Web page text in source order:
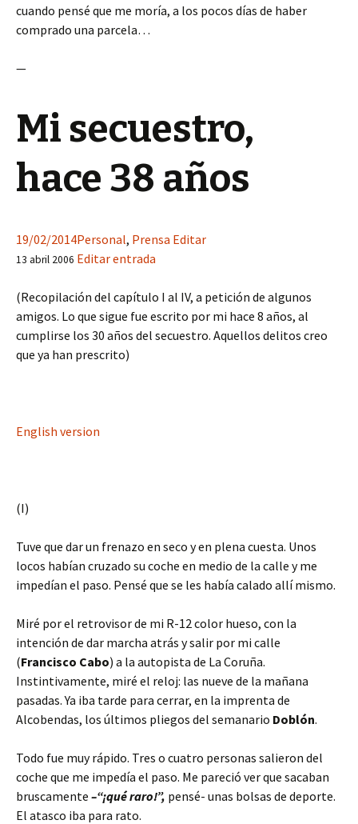
cuando pensé que me moría, a los pocos días de haber
comprado una parcela…
—
Mi secuestro,
hace 38 años
19/02/2014Personal, Prensa Editar
13 abril 2006 Editar entrada
(Recopilación del capítulo I al IV, a petición de algunos
amigos. Lo que sigue fue escrito por mi hace 8 años, al
cumplirse los 30 años del secuestro. Aquellos delitos creo
que ya han prescrito)
English version
(I)
Tuve que dar un frenazo en seco y en plena cuesta. Unos
locos habían cruzado su coche en medio de la calle y me
impedían el paso. Pensé que se les había calado allí mismo.
Miré por el retrovisor de mi R-12 color hueso, con la
intención de dar marcha atrás y salir por mi calle
(Francisco Cabo) a la autopista de La Coruña.
Instintivamente, miré el reloj: las nueve de la mañana
pasadas. Ya iba tarde para cerrar, en la imprenta de
Alcobendas, los últimos pliegos del semanario Doblón.
Todo fue muy rápido. Tres o cuatro personas salieron del
coche que me impedía el paso. Me pareció ver que sacaban
bruscamente –“¡qué raro!”, pensé- unas bolsas de deporte.
El atasco iba para rato.